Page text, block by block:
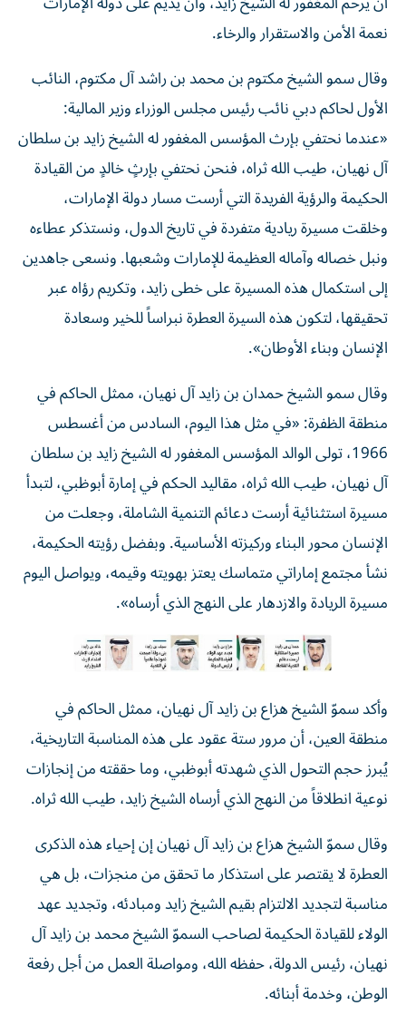
نعمة الأمن والاستقرار والرخاء.
وقال سمو الشيخ مكتوم بن محمد بن راشد آل مكتوم، النائب
الأول لحاكم دبي نائب رئيس مجلس الوزراء وزير المالية:
«عندما نحتفي بإرث المؤسس المغفور له الشيخ زايد بن سلطان
آل نهيان، طيب الله ثراه، فنحن نحتفي بإرثٍ خالدٍ من القيادة
الحكيمة والرؤية الفريدة التي أرست مسار دولة الإمارات،
وخلقت مسيرة ريادية متفردة في تاريخ الدول، ونستذكر عطاءه
ونبل خصاله وآماله العظيمة للإمارات وشعبها. ونسعى جاهدين
إلى استكمال هذه المسيرة على خطى زايد، وتكريم رؤاه عبر
تحقيقها، لتكون هذه السيرة العطرة نبراساً للخير وسعادة
الإنسان وبناء الأوطان».
وقال سمو الشيخ حمدان بن زايد آل نهيان، ممثل الحاكم في
منطقة الظفرة: «في مثل هذا اليوم، السادس من أغسطس
1966، تولى الوالد المؤسس المغفور له الشيخ زايد بن سلطان
آل نهيان، طيب الله ثراه، مقاليد الحكم في إمارة أبوظبي، لتبدأ
مسيرة استثنائية أرست دعائم التنمية الشاملة، وجعلت من
الإنسان محور البناء وركيزته الأساسية. وبفضل رؤيته الحكيمة،
نشأ مجتمع إماراتي متماسك يعتز بهويته وقيمه، ويواصل اليوم
مسيرة الريادة والازدهار على النهج الذي أرساه».
وأكد سموّ الشيخ هزاع بن زايد آل نهيان، ممثل الحاكم في
منطقة العين، أن مرور ستة عقود على هذه المناسبة التاريخية،
يُبرز حجم التحول الذي شهدته أبوظبي، وما حققته من إنجازات
نوعية انطلاقاً من النهج الذي أرساه الشيخ زايد، طيب الله ثراه.
وقال سموّ الشيخ هزاع بن زايد آل نهيان إن إحياء هذه الذكرى
العطرة لا يقتصر على استذكار ما تحقق من منجزات، بل هي
مناسبة لتجديد الالتزام بقيم الشيخ زايد ومبادئه، وتجديد عهد
الولاء للقيادة الحكيمة لصاحب السموّ الشيخ محمد بن زايد آل
نهيان، رئيس الدولة، حفظه الله، ومواصلة العمل من أجل رفعة
الوطن، وخدمة أبنائه.